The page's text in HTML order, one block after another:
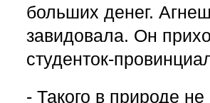
больших денег.
завидовала. Он
студенток-
- Такого в природе